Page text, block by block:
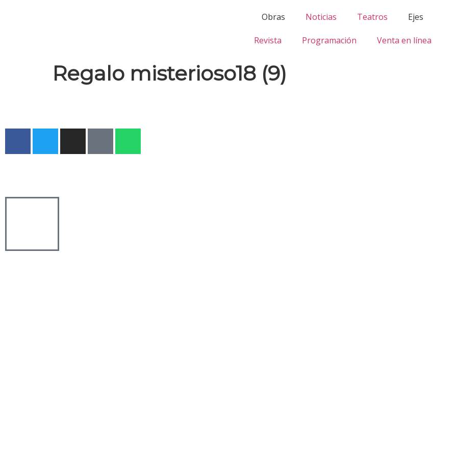
Obras Noticias Teatros Ejes
Revista Programación Venta en línea
Regalo misterioso18 (9)